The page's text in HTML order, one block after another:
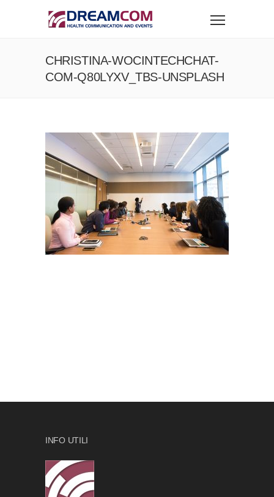
CHRISTINA-WOCINTECHCHAT-
COM-Q80LYXV_TBS-UNSPLASH
INFO UTILI